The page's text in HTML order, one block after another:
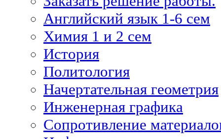
Английский язык 1-6 сем
Химия 1 и 2 сем
История
Политология
Начертательная геометрия
Инженерная графика
Сопротивление